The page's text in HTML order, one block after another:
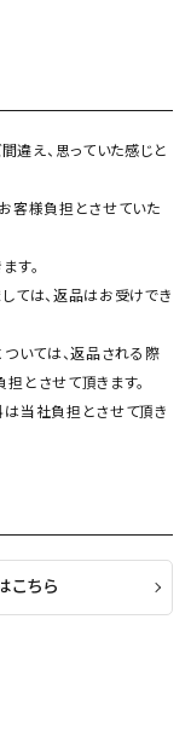
違え、思っていた感じと
客様負担とさせていた
す。
ては、返品はお受けでき
いては、返品される際
とさせて頂きます。
当社負担とさせて頂き
こちら